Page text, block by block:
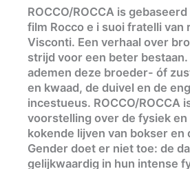
ROCCO/ROCCA is
film Rocco e i suoi fratelli van
Visconti. Een verhaal over
strijd voor een beter
ademen deze broeder- óf
en kwaad, de duivel en de
incestueus. ROCCO/ROCCA
voorstelling over de fysiek
kokende lijven van bokser en
Gender doet er niet toe: de
gelijkwaardig in hun intense